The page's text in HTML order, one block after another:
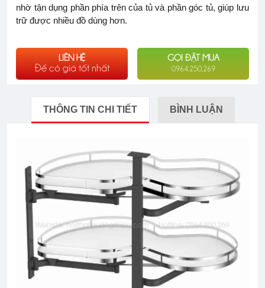
nhờ tận dụng phần phía trên của tủ và phần góc tủ, giúp lưu
trữ được nhiều đồ dùng hơn.
LIÊN HỆ
Để có giá tốt nhất
GỌI ĐẶT MUA
0964.250.269
THÔNG TIN CHI TIẾT BÌNH LUẬN